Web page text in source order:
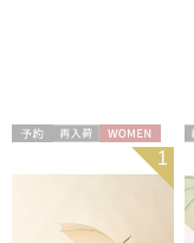
WOMEN 1